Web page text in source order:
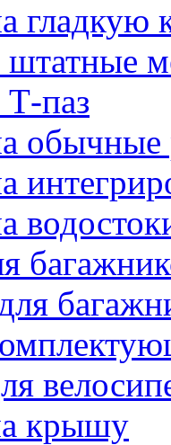
гладкую
паз
обычные
крышу